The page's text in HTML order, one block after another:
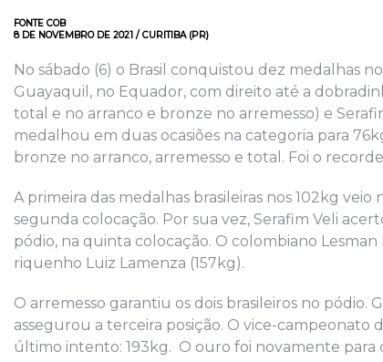
FONTE COB
8 DE NOVEMBRO DE 2021 / CURITIBA (PR)
No sábado (6) o Brasil conquistou dez medalhas
Guayaquil, no Equador, com direito até a
total e no arranco e bronze no arremesso) e
medalhou em duas ocasiões na categoria para
bronze no arranco, arremesso e total. Foi o
A primeira das medalhas brasileiras nos 102kg
segunda colocação. Por sua vez, Serafim Veli
pódio, na quinta colocação. O colombiano
riquenho Luiz Lamenza (157kg).
O arremesso garantiu os dois brasileiros no pódio.
assegurou a terceira posição. O vice-campeonato
último intento: 193kg. O ouro foi novamente